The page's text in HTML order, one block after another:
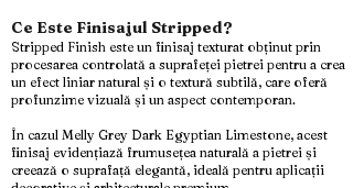
Ce Este Finisajul Stripped?
Stripped Finish este un finisaj texturat obținut prin
procesarea controlată a suprafeței pietrei pentru a crea
un efect liniar natural și o textură subtilă, care oferă
profunzime vizuală și un aspect contemporan.
În cazul Melly Grey Dark Egyptian Limestone, acest
finisaj evidențiază frumusețea naturală a pietrei și
creează o suprafață elegantă, ideală pentru aplicații